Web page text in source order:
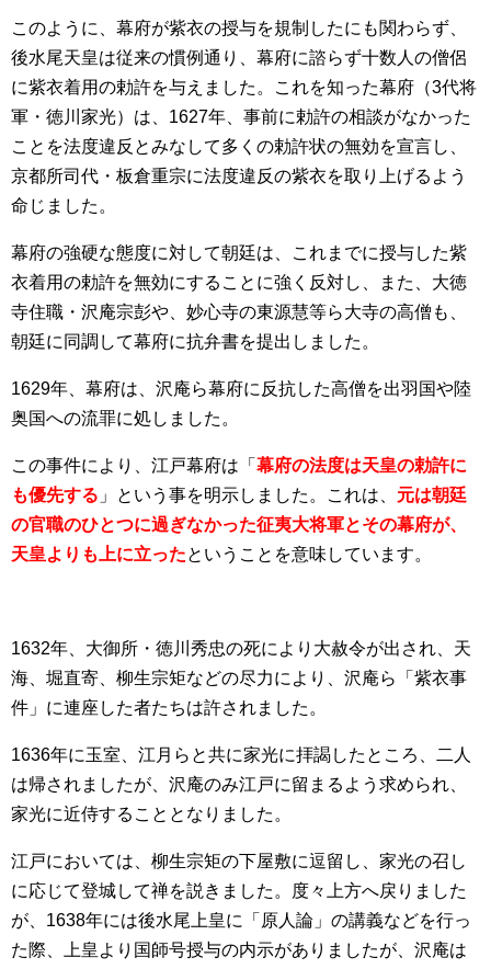
このように、幕府が紫衣の授与を規制したにも関わらず、
後水尾天皇は従来の慣例通り、幕府に諮らず十数人の僧侶
に紫衣着用の勅許を与えました。これを知った幕府（3代将
軍・徳川家光）は、1627年、事前に勅許の相談がなかった
ことを法度違反とみなして多くの勅許状の無効を宣言し、
京都所司代・板倉重宗に法度違反の紫衣を取り上げるよう
命じました。
幕府の強硬な態度に対して朝廷は、これまでに授与した紫
衣着用の勅許を無効にすることに強く反対し、また、大徳
寺住職・沢庵宗彭や、妙心寺の東源慧等ら大寺の高僧も、
朝廷に同調して幕府に抗弁書を提出しました。
1629年、幕府は、沢庵ら幕府に反抗した高僧を出羽国や陸
奥国への流罪に処しました。
この事件により、江戸幕府は「 幕府の法度は天皇の勅許に
も優先する 」という事を明示しました。これは、 元は朝廷
の官職のひとつに過ぎなかった征夷大将軍とその幕府が、
天皇よりも上に立ったということを意味しています。
1632年、大御所・徳川秀忠の死により大赦令が出され、天
海、堀直寄、柳生宗矩などの尽力により、沢庵ら「紫衣事
件」に連座した者たちは許されました。
1636年に玉室、江月らと共に家光に拝謁したところ、二人
は帰されましたが、沢庵のみ江戸に留まるよう求められ、
家光に近侍することとなりました。
江戸においては、柳生宗矩の下屋敷に逗留し、家光の召し
に応じて登城して禅を説きました。度々上方へ戻りました
が、1638年には後水尾上皇に「原人論」の講義などを行っ
た際、上皇より国師号授与の内示がありましたが、沢庵は